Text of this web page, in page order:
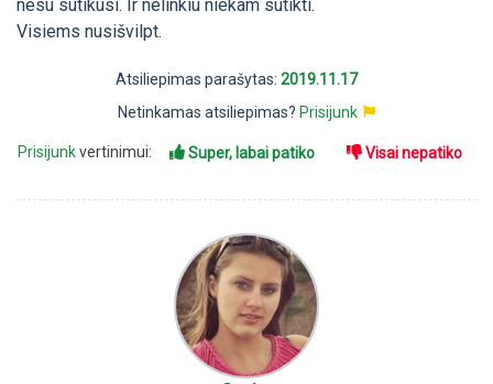
nesu sutikusi. Ir nelinkiu niekam sutikti.
Visiems nusišvilpt.
Atsiliepimas parašytas: 2019.11.17
Netinkamas atsiliepimas? Prisijunk
Prisijunkvertinimui: Super, labai patiko Visai nepatiko